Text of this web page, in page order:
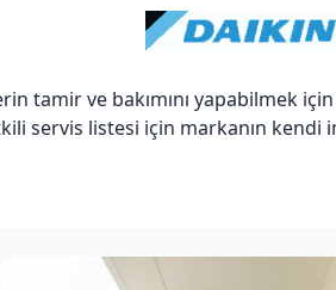
tamir ve bakımını yapabilmek
servis listesi için markanın